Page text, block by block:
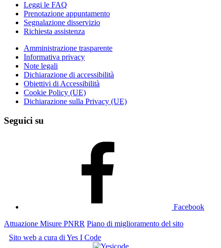
Leggi le FAQ
Prenotazione appuntamento
Segnalazione disservizio
Richiesta assistenza
Amministrazione trasparente
Informativa privacy
Note legali
Dichiarazione di accessibilità
Obiettivi di Accessibilità
Cookie Policy (UE)
Dichiarazione sulla Privacy (UE)
Seguici su
Facebook
Attuazione Misure PNRR Piano di miglioramento del sito
Sito web a cura di Yes I Code